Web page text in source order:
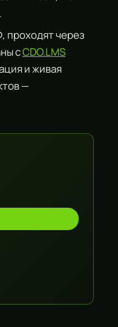
проходят через
сCDO.LMS
и живая
—